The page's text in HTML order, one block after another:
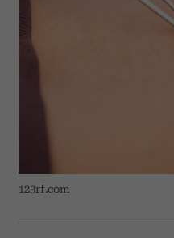
123rf.com